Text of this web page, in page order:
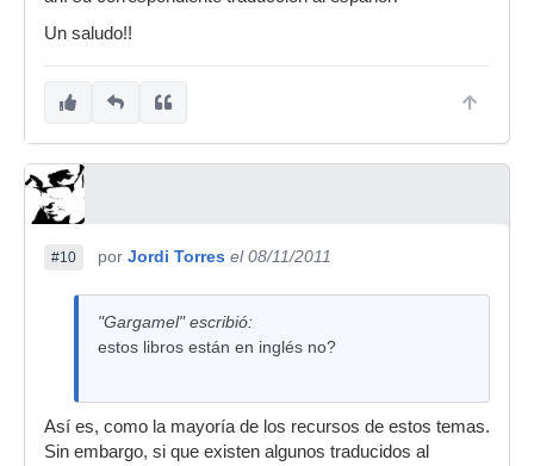
Un saludo!!
#10 por Jordi Torres el 08/11/2011
"Gargamel" escribió:
estos libros están en inglés no?
Así es, como la mayoría de los recursos de estos temas.
Sin embargo, si que existen algunos traducidos al